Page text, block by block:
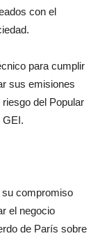
con el
para cumplir
sus emisiones
del Popular
GEI.
su compromiso
el negocio
de París sobre